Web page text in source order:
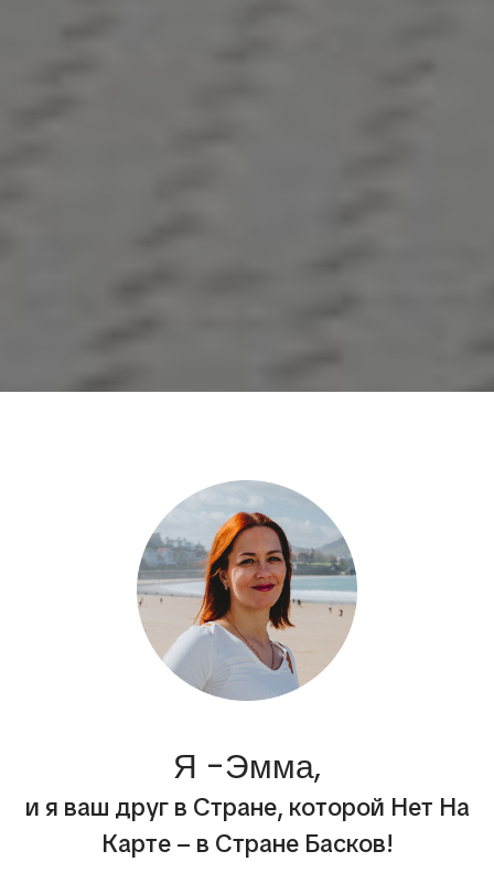
Я -Эмма,
и я ваш друг в Стране, которой Нет На
Карте – в Стране Басков!